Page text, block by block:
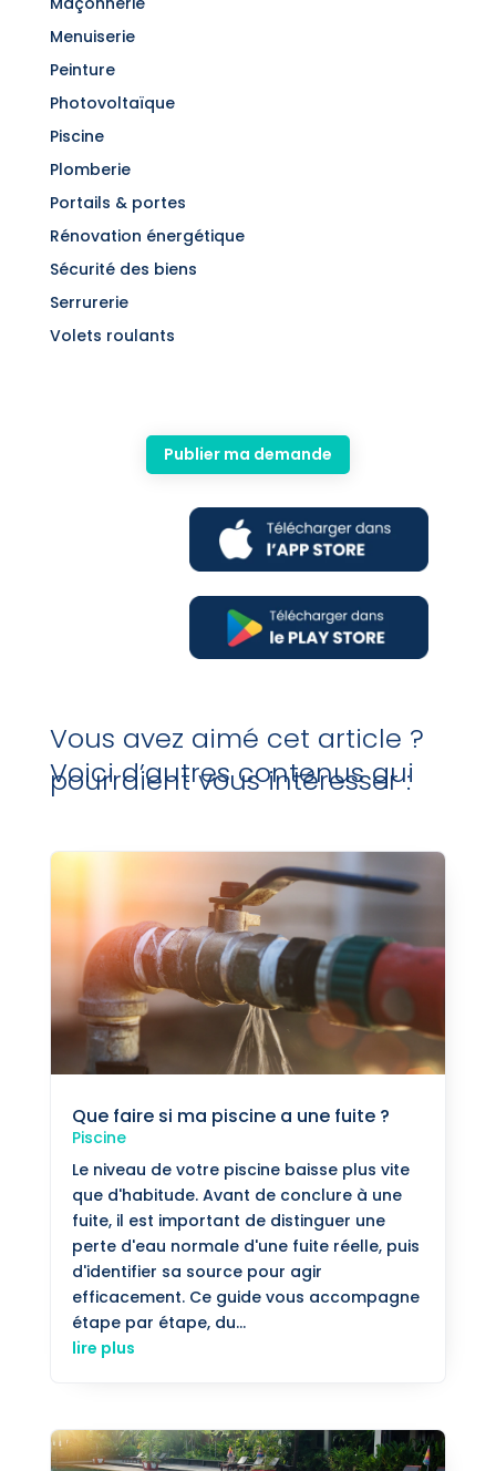
Menuiserie
Peinture
Photovoltaïque
Piscine
Plomberie
Portails & portes
Rénovation énergétique
Sécurité des biens
Serrurerie
Volets roulants
Publier ma demande
Vous avez aimé cet article ?
Voici d’autres contenus qui
pourraient vous intéresser :
Que faire si ma piscine a une fuite ?
Piscine
Le niveau de votre piscine baisse plus vite
que d'habitude. Avant de conclure à une
fuite, il est important de distinguer une
perte d'eau normale d'une fuite réelle, puis
d'identifier sa source pour agir
efficacement. Ce guide vous accompagne
étape par étape, du...
lire plus